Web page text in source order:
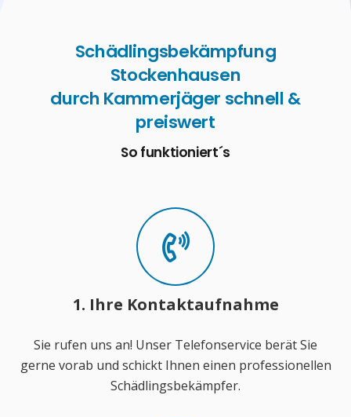
Schädlingsbekämpfung
Stockenhausen
durch Kammerjäger schnell &
preiswert
So funktioniert´s
1. Ihre Kontaktaufnahme
Sie rufen uns an! Unser Telefonservice berät Sie
gerne vorab und schickt Ihnen einen professionellen
Schädlingsbekämpfer.